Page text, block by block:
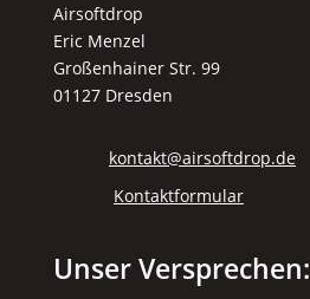
Airsoftdrop
Eric Menzel
Großenhainer Str. 99
01127 Dresden
kontakt@airsoftdrop.de
Kontaktformular
Unser Versprechen: